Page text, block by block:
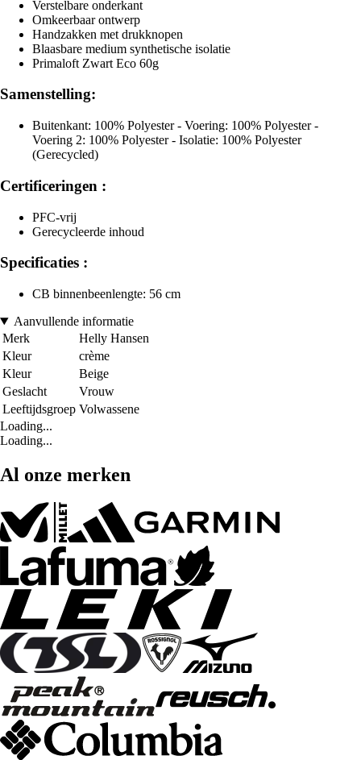
Verstelbare onderkant
Omkeerbaar ontwerp
Handzakken met drukknopen
Blaasbare medium synthetische isolatie
Primaloft Zwart Eco 60g
Samenstelling:
Buitenkant: 100% Polyester - Voering: 100% Polyester -
Voering 2: 100% Polyester - Isolatie: 100% Polyester
(Gerecycled)
Certificeringen :
PFC-vrij
Gerecycleerde inhoud
Specificaties :
CB binnenbeenlengte: 56 cm
Aanvullende informatie
Merk
Helly Hansen
Kleur
crème
Kleur
Beige
Geslacht
Vrouw
Leeftijdsgroep Volwassene
Loading...
Loading...
Al onze merken